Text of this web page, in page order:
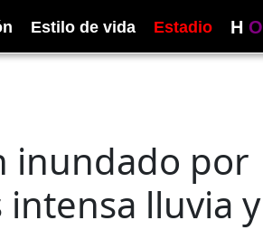
Estilo de vida Estadio H O
inundado por
lluvia y